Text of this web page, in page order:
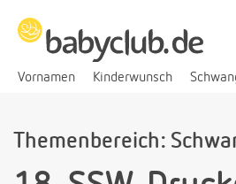
Vornamen Kinderwunsch
Themenbereich: